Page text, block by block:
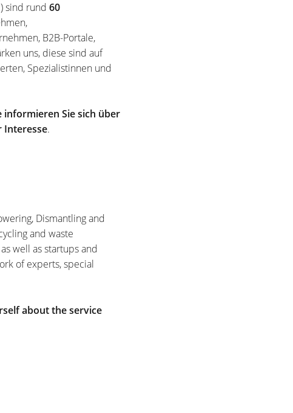
sind rund 60
B2B-Portale,
uns, diese sind auf
Spezialistinnen und
informieren Sie sich über
Interesse.
Dismantling and
and waste
well as startups and
of experts, special
about the service